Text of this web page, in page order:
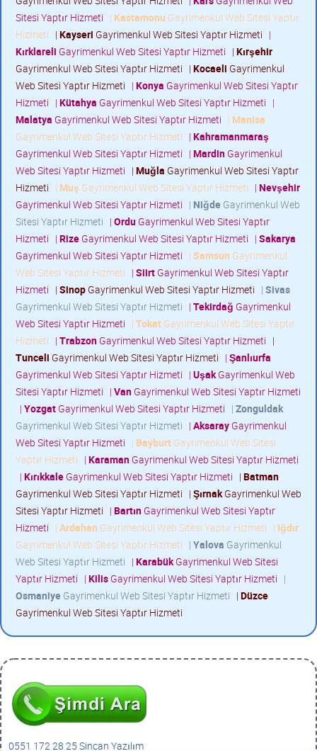
Sitesi Yaptır Hizmeti | Kastamonu Gayrimenkul Web Sitesi Yaptır
Hizmeti | Kayseri Gayrimenkul Web Sitesi Yaptır Hizmeti |
Kırklareli Gayrimenkul Web Sitesi Yaptır Hizmeti | Kırşehir
Gayrimenkul Web Sitesi Yaptır Hizmeti | Kocaeli Gayrimenkul
Web Sitesi Yaptır Hizmeti | Konya Gayrimenkul Web Sitesi Yaptır
Hizmeti | Kütahya Gayrimenkul Web Sitesi Yaptır Hizmeti |
Malatya Gayrimenkul Web Sitesi Yaptır Hizmeti | Manisa
Gayrimenkul Web Sitesi Yaptır Hizmeti | Kahramanmaraş
Gayrimenkul Web Sitesi Yaptır Hizmeti | Mardin Gayrimenkul
Web Sitesi Yaptır Hizmeti | Muğla Gayrimenkul Web Sitesi Yaptır
Hizmeti | Muş Gayrimenkul Web Sitesi Yaptır Hizmeti | Nevşehir
Gayrimenkul Web Sitesi Yaptır Hizmeti | Niğde Gayrimenkul Web
Sitesi Yaptır Hizmeti | Ordu Gayrimenkul Web Sitesi Yaptır
Hizmeti | Rize Gayrimenkul Web Sitesi Yaptır Hizmeti | Sakarya
Gayrimenkul Web Sitesi Yaptır Hizmeti | Samsun Gayrimenkul
Web Sitesi Yaptır Hizmeti | Siirt Gayrimenkul Web Sitesi Yaptır
Hizmeti | Sinop Gayrimenkul Web Sitesi Yaptır Hizmeti | Sivas
Gayrimenkul Web Sitesi Yaptır Hizmeti | Tekirdağ Gayrimenkul
Web Sitesi Yaptır Hizmeti | Tokat Gayrimenkul Web Sitesi Yaptır
Hizmeti | Trabzon Gayrimenkul Web Sitesi Yaptır Hizmeti |
Tunceli Gayrimenkul Web Sitesi Yaptır Hizmeti | Şanlıurfa
Gayrimenkul Web Sitesi Yaptır Hizmeti | UşakGayrimenkul Web
Sitesi Yaptır Hizmeti | Van Gayrimenkul Web Sitesi Yaptır Hizmeti
| Yozgat Gayrimenkul Web Sitesi Yaptır Hizmeti | Zonguldak
Gayrimenkul Web Sitesi Yaptır Hizmeti | Aksaray Gayrimenkul
Web Sitesi Yaptır Hizmeti | Bayburt Gayrimenkul Web Sitesi
Yaptır Hizmeti | Karaman Gayrimenkul Web Sitesi Yaptır Hizmeti
| Kırıkkale Gayrimenkul Web Sitesi Yaptır Hizmeti | Batman
Gayrimenkul Web Sitesi Yaptır Hizmeti | ŞırnakGayrimenkul Web
Sitesi Yaptır Hizmeti | Bartın Gayrimenkul Web Sitesi Yaptır
Hizmeti | Ardahan Gayrimenkul Web Sitesi Yaptır Hizmeti | Iğdır
Gayrimenkul Web Sitesi Yaptır Hizmeti | Yalova Gayrimenkul
Web Sitesi Yaptır Hizmeti | KarabükGayrimenkul Web Sitesi
Yaptır Hizmeti | Kilis Gayrimenkul Web Sitesi Yaptır Hizmeti |
Osmaniye Gayrimenkul Web Sitesi Yaptır Hizmeti | Düzce
Gayrimenkul Web Sitesi Yaptır Hizmeti
0551 172 28 25 Sincan Yazılım